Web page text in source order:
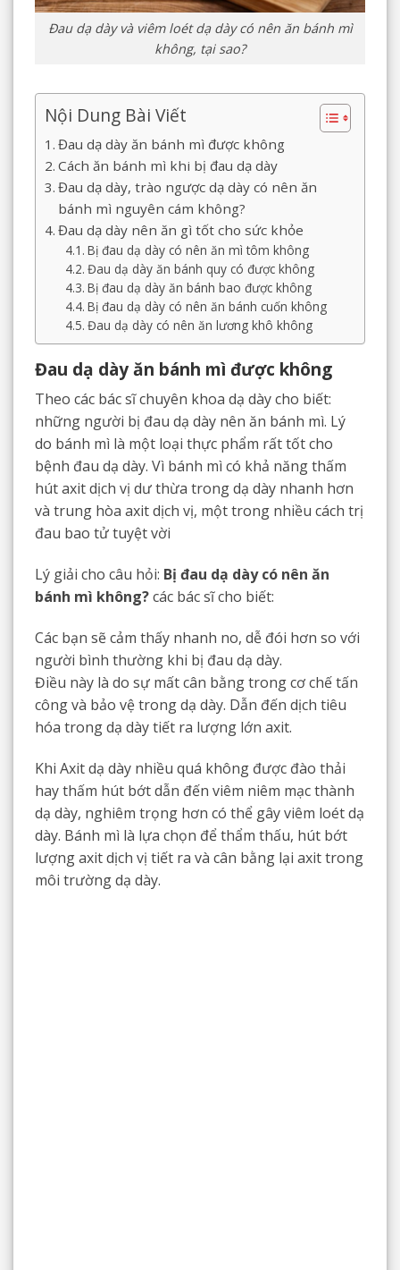
Đau dạ dày và viêm loét dạ dày có nên ăn bánh mì
không, tại sao?
Nội Dung Bài Viết
Đau dạ dày ăn bánh mì được không
Cách ăn bánh mì khi bị đau dạ dày
Đau dạ dày, trào ngược dạ dày có nên ăn
bánh mì nguyên cám không?
Đau dạ dày nên ăn gì tốt cho sức khỏe
Bị đau dạ dày có nên ăn mì tôm không
Đau dạ dày ăn bánh quy có được không
Bị đau dạ dày ăn bánh bao được không
Bị đau dạ dày có nên ăn bánh cuốn không
Đau dạ dày có nên ăn lương khô không
Đau dạ dày ăn bánh mì được không
Theo các bác sĩ chuyên khoa dạ dày cho biết:
những người bị đau dạ dày nên ăn bánh mì. Lý
do bánh mì là một loại thực phẩm rất tốt cho
bệnh đau dạ dày. Vì bánh mì có khả năng thấm
hút axit dịch vị dư thừa trong dạ dày nhanh hơn
và trung hòa axit dịch vị, một trong nhiều cách trị
đau bao tử tuyệt vời
Lý giải cho câu hỏi: Bị đau dạ dày có nên ăn
bánh mì không?các bác sĩ cho biết:
Các bạn sẽ cảm thấy nhanh no, dễ đói hơn so với
người bình thường khi bị đau dạ dày.
Điều này là do sự mất cân bằng trong cơ chế tấn
công và bảo vệ trong dạ dày. Dẫn đến dịch tiêu
hóa trong dạ dày tiết ra lượng lớn axit.
Khi Axit dạ dày nhiều quá không được đào thải
hay thấm hút bớt dẫn đến viêm niêm mạc thành
dạ dày, nghiêm trọng hơn có thể gây viêm loét dạ
dày. Bánh mì là lựa chọn để thẩm thấu, hút bớt
lượng axit dịch vị tiết ra và cân bằng lại axit trong
môi trường dạ dày.